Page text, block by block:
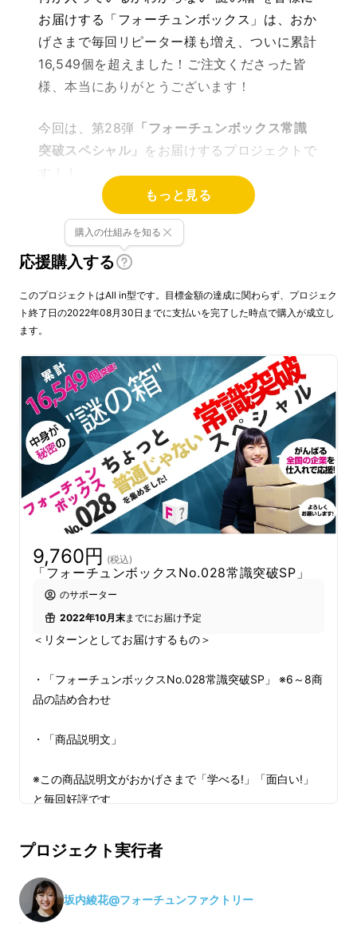
お届けする「フォーチュンボックス」は、おか
げさまで毎回リピーター様も増え、ついに累計
16,549個を超えました！ご注文くださった皆
様、本当にありがとうございます！
今回は、第28弾 「フォーチュンボックス常識
突破スペシャル」 をお届けするプロジェクトで
フォーチュンボックスは、手元に届いて開ける
まで何が入っているかわからない"謎の箱"で
中には、食品を中心に、生活雑貨など高品
質なもの、希少な技術や素材で作られた製品な
どがいくつも入っています。
毎回購入してくださるリピーター様も、ときど
きのご購入を楽しみにしてくださっているリ
方も増えてきました。
そして、このたび28箱目を迎えることができ
す！
リターンについて説明させていただきます！
もっと見る
応援購入する
購入の仕組みを知る
このプロジェクトはAll in型です。目標金額の達成に関わらず、プロジェク
ト終了日の2022年08月30日までに支払いを完了した時点で購入が成立し
ます。
9,760円 (税込)
「フォーチュンボックスNo.028常識突破SP」
のサポーター
2022年10月末までにお届け予定
＜リターンとしてお届けするもの＞
・「フォーチュンボックスNo.028常識突破SP」 ※6～8商
品の詰め合わせ
・「商品説明文」
※この商品説明文がおかげさまで「学べる!」「面白い!」
と毎回好評です
※お届けは2022年10月の予定です
【ご注意ください】
プロジェクト実行者
坂内綾花@フォーチュンファクトリー